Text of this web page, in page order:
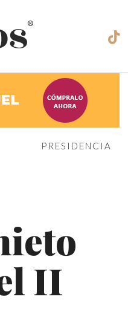
®
PRESIDENCIA
II